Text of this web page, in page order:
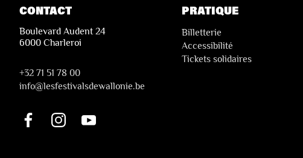
CONTACT
Boulevard Audent 24
6000 Charleroi
+32 71 51 78 00
info@lesfestivalsdewallonie.be
PRATIQUE
Billetterie
Accessibilité
Tickets solidaires